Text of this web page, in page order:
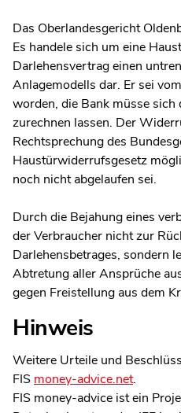
Das Oberlandesgericht
Es handele sich um eine
Darlehensvertrag einen
Anlagemodells dar. Er sei
worden, die Bank müsse sich
zurechnen lassen. Der
Rechtsprechung des
Haustürwiderrufsgesetz
noch nicht abgelaufen sei.
Durch die Bejahung eines
der Verbraucher nicht zur
Darlehensbetrages, sondern
Abtretung aller Ansprüche
gegen Freistellung aus dem
Hinweis
Weitere Urteile und
FIS money-advice.net.
FIS money-advice ist ein